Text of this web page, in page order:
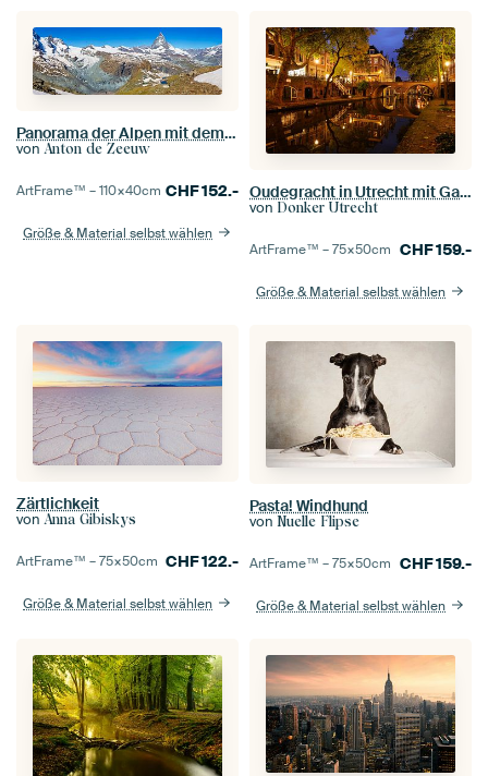
Panorama der Alpen mit dem Matterhorn
von Anton de Zeeuw
ArtFrame™ –110×40cm CHF152.-
Größe & Material selbst wählen
Oudegracht in Utrecht mit Gaardbrug
von Donker Utrecht
ArtFrame™ –75×50cm CHF159.-
Größe & Material selbst wählen
Zärtlichkeit
von Anna Gibiskys
ArtFrame™ –75×50cm CHF122.-
Größe & Material selbst wählen
Pasta! Windhund
von Nuelle Flipse
ArtFrame™ –75×50cm CHF159.-
Größe & Material selbst wählen